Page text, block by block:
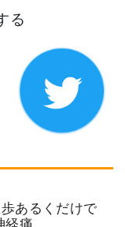
る
あるくだけで